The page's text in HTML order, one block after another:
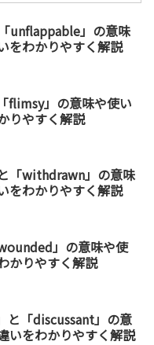
unflappable」の意味
をわかりやすく解説
flimsy」の意味や使い
りやすく解説
「withdrawn」の意味
をわかりやすく解説
」の意味や使
かりやすく解説
と「discussant」の意
いをわかりやすく解説